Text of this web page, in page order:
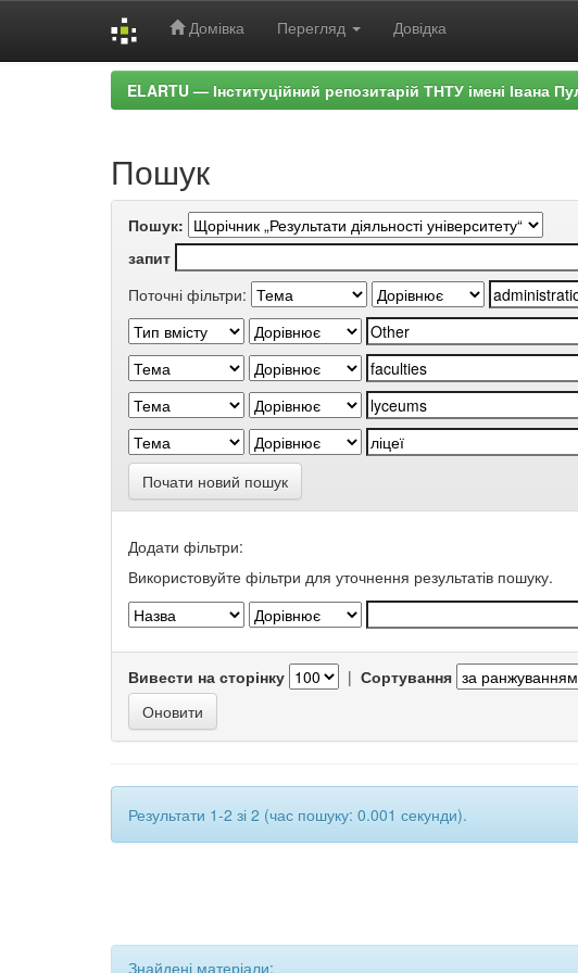
Домівка Перегляд Довідка
ELARTU — Інституційний репозитарій ТНТУ імені Івана
Пошук
Пошук:
запит
Поточні фільтри:
Почати новий пошук
Додати фільтри:
Використовуйте фільтри для уточнення результатів пошуку.
Вивести на сторінку | Сортування
Результати 1-2 зі 2 (час пошуку: 0.001 секунди).
Знайдені матеріали: